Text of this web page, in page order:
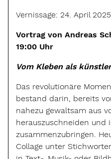
Vernissage: 24. April
Vortrag von Andreas
19:00 Uhr
Vom Kleben als
Das revolutionäre
bestand darin, bereits
nahezu gewaltsam aus
herauszuschneiden und
zusammenzubringen.
Collage unter